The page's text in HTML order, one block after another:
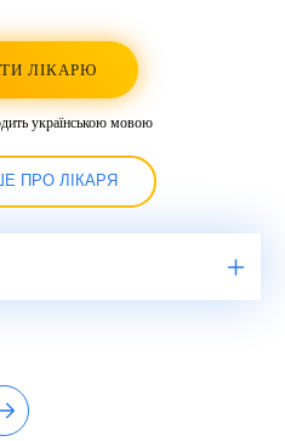
ЛІКАРЮ
українською мовою
ПРО ЛІКАРЯ